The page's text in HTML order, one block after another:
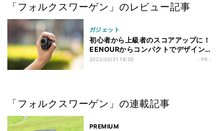
「フォルクスワーゲン」のレビュー記事
ガジェット
初心者から上級者のスコアアップに！
EENOURからコンパクトでデザイン
性抜群のゴルフ用レーザー距離計が登
2023/03/31 18:00 - PR -
「フォルクスワーゲン」の連載記事
PREMIUM